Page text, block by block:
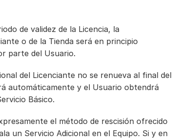
de validez de la Licencia, la
o de la Tienda será en principio
parte del Usuario.
del Licenciante no se renueva al final del
automáticamente y el Usuario obtendrá
Básico.
el método de rescisión ofrecido
un Servicio Adicional en el Equipo. Si y en